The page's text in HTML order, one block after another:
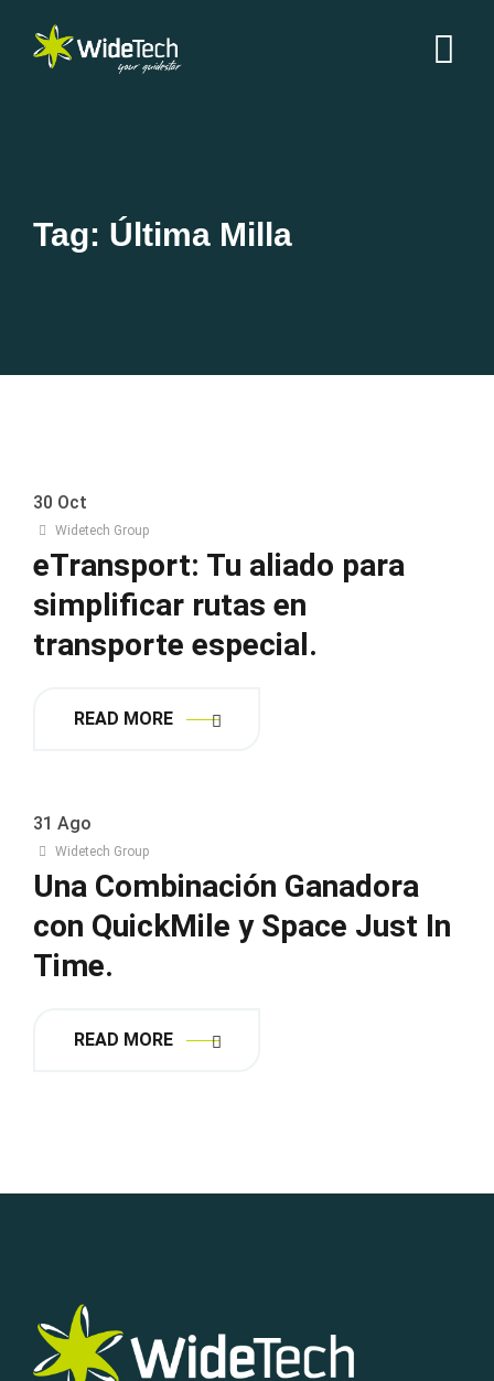
Tag: Última Milla
30 Oct
Widetech Group
eTransport: Tu aliado para
simplificar rutas en
transporte especial.
READ MORE
31 Ago
Widetech Group
Una Combinación Ganadora
con QuickMile y Space Just In
Time.
READ MORE